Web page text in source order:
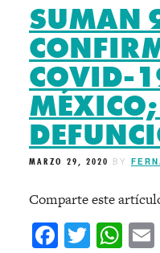
SUMAN
COVID-
MARZO 29, 2020 BY
Comparte este
Facebook